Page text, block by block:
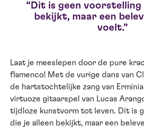
Dit is geen voorstelling
bekijkt, maar een
voelt.
Laat je meeslepen door de pure
flamenco! Met de vurige dans van
de hartstochtelijke zang van
virtuoze gitaarspel van Lucas
tijdloze kunstvorm tot leven. Dit is
die je alleen bekijkt, maar een